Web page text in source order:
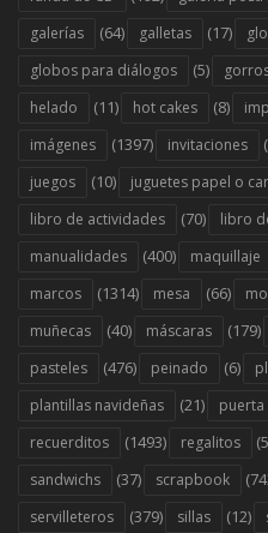
galerías (64) galletas (17)
globos para diálogos (5)
helado (11) hot cakes (8)
imágenes (1397) invitaciones
juegos (10) juguetes papel o
libro de actividades (70) libro
manualidades (400) maquillaje
marcos (1314) mesa (66)
muñecas (40) máscaras (179)
pasteles (476) peinado (6)
plantillas navideñas (21) puerta
recuerditos (1493) regalitos
sandwichs (37) scrapbook
servilleteros (379) sillas (12)